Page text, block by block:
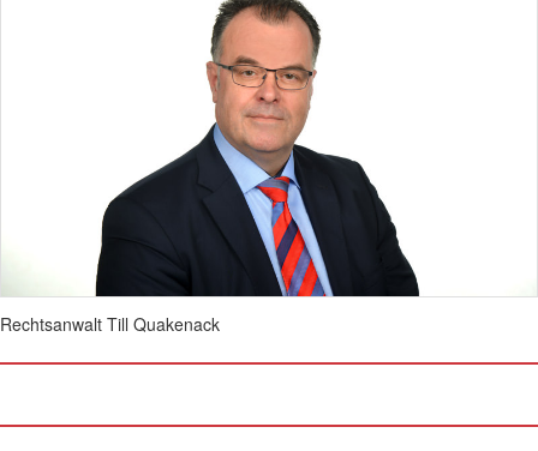
Rechtsanwalt Till Quakenack